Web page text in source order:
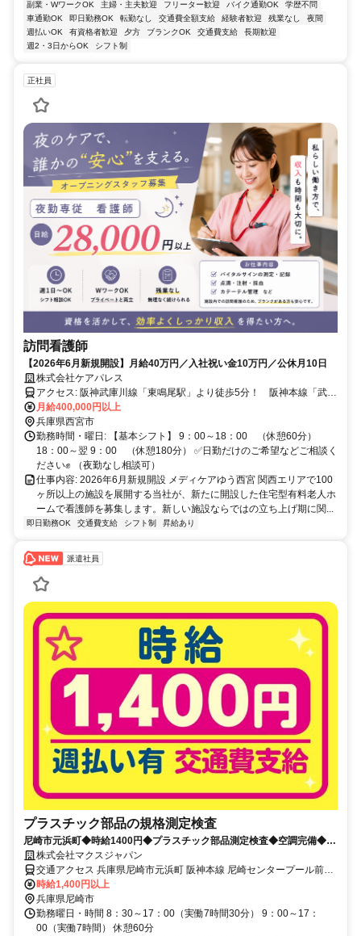
副業・WワークOK 主婦・主夫歓迎 フリーター歓迎 バイク通勤OK
学歴不問
車通勤OK
即日勤務OK 転勤なし 交通費全額支給 経験者歓迎 残業なし
夜間
週払いOK
有資格者歓迎 夕方 ブランクOK 交通費支給
長期歓迎
週2・3日からOK
シフト制
正社員
訪問看護師
【2026年6月新規開設】月給40万円／入社祝い金10万円／公休月10日
株式会社ケアパレス
アクセス: 阪神武庫川線「東鳴尾駅」より徒歩5分！ 阪神本線「武庫
川駅」より貸出自転車にて3分！
月給400,000円以上
兵庫県西宮市
勤務時間・曜日: 【基本シフト】 9：00～18：00 （休憩60分）
18：00～翌 9：00 （休憩180分） ✅日勤だけのご希望などご相談く
ださい✊ （夜勤なし相談可）
仕事内容: 2026年6月新規開設 メディケアゆう西宮 関西エリアで100
ヶ所以上の施設を展開する当社が、新たに開設した住宅型有料老人ホ
ームで看護師を募集します。新しい施設ならではの立ち上げ期に関...
即日勤務OK 交通費支給 シフト制 昇給あり
派遣社員
プラスチック部品の規格測定検査
尼崎市元浜町◆時給1400円◆プラスチック部品測定検査◆空調完備◆週
払いＯＫ
株式会社マクスジャパン
交通アクセス 兵庫県尼崎市元浜町 阪神本線 尼崎センタープール前駅
から徒歩15分 阪神本線 武庫川駅から徒歩12分 バイク・自転車通勤Ｏ
Ｋ
時給1,400円以上
兵庫県尼崎市
勤務曜日・時間 8：30～17：00（実働7時間30分） 9：00～17：
00（実働7時間） 休憩60分